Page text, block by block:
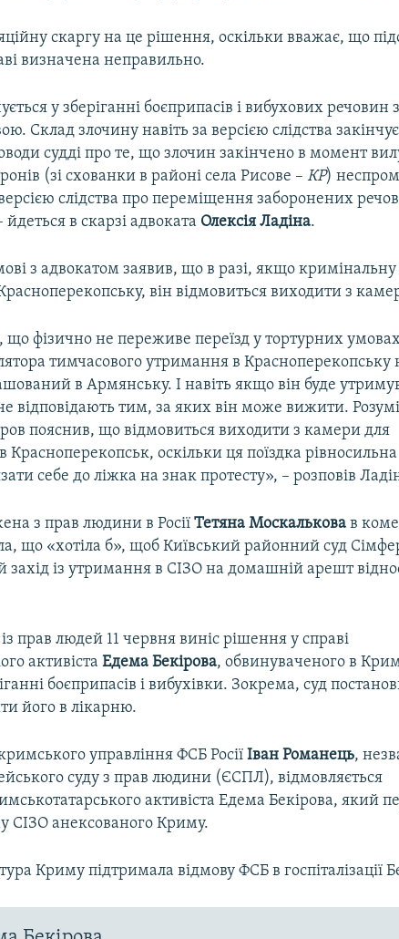
скаргу на це рішення, оскільки вважає, що
визначена неправильно.
у зберіганні боєприпасів і вибухових речовин
Склад злочину навіть за версією слідства
судді про те, що злочин закінчено в момент
(зі схованки в районі села Рисове – КР)
слідства про переміщення заборонених
в скарзі адвоката Олексія Ладіна.
з адвокатом заявив, що в разі, якщо кримінальну
він відмовиться виходити з
що фізично не переживе переїзд у тортурних умовах
тимчасового утримання в Красноперекопську
в Армянську. І навіть якщо він буде
відповідають тим, за яких він може вижити.
пояснив, що відмовиться виходити з камери для
Красноперекопськ, оскільки ця поїздка рівносильна
себе до ліжка на знак протесту», – розповів
з прав людини в РосіїТетяна Москальковав
що «хотіла б», щоб Київський районний суд
захід із утримання в СІЗО на домашній арешт
прав людей 11 червня виніс рішення у справі
активістаЕдема Бекірова, обвинуваченого в
боєприпасів і вибухівки. Зокрема, суд
його в лікарню.
управління ФСБ Росії Іван Романець,
суду з прав людини (ЄСПЛ), відмовляється
активіста Едема Бекірова, який
СІЗО анексованого Криму.
Криму підтримала відмову ФСБ в госпіталізації